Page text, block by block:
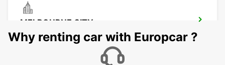
MELBOURNE CITY
MELBOURNE - AUSTRALIA
Why renting car with Europcar ?